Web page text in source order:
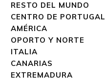
RESTO DEL MUNDO
CENTRO DE PORTUGAL
AMÉRICA
OPORTO Y NORTE
ITALIA
CANARIAS
EXTREMADURA